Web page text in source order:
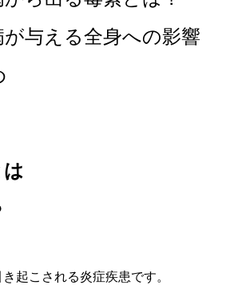
与える全身への影響
は
起こされる炎症疾患です。